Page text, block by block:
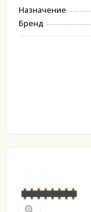
Назначение
Бренд